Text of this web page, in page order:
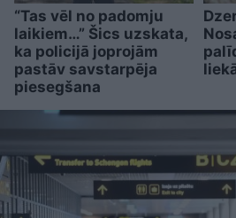
“Tas vēl no padomju
laikiem…” Šics uzskata,
ka policijā joprojām
pastāv savstarpēja
piesegšana